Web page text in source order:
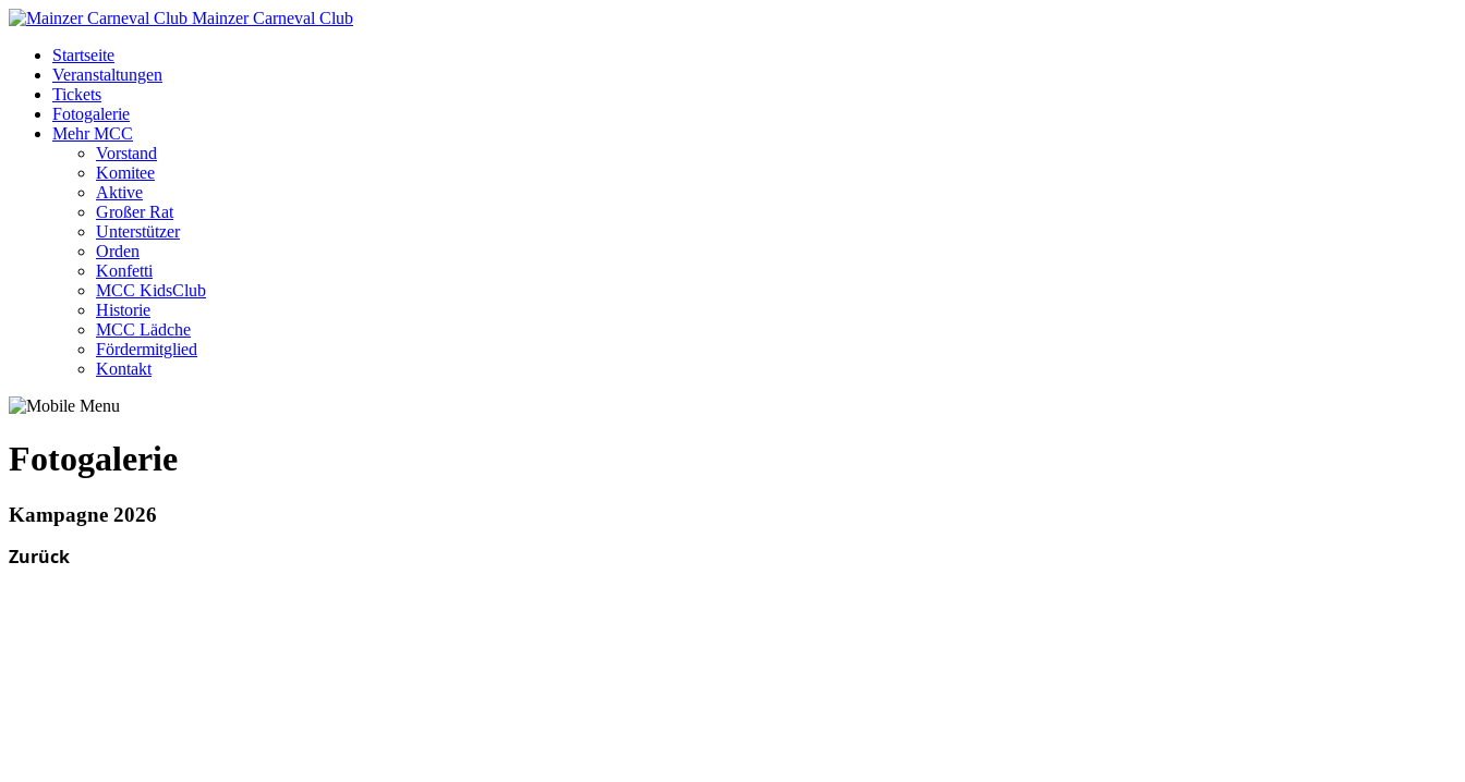
Mainzer Carneval Club
Startseite
Veranstaltungen
Tickets
Fotogalerie
Mehr MCC
Vorstand
Komitee
Aktive
Großer Rat
Unterstützer
Orden
Konfetti
MCC KidsClub
Historie
MCC Lädche
Fördermitglied
Kontakt
Fotogalerie
Kampagne 2026
Zurück